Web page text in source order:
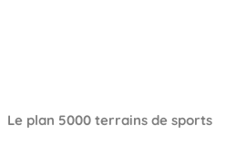
Le plan 5000 terrains de sports